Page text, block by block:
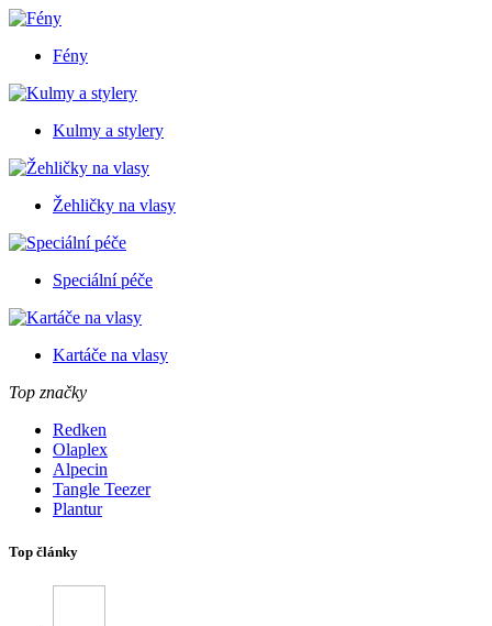
Fény
Kulmy a stylery
Žehličky na vlasy
Speciální péče
Kartáče na vlasy
Top značky
Redken
Olaplex
Alpecin
Tangle Teezer
Plantur
Top články